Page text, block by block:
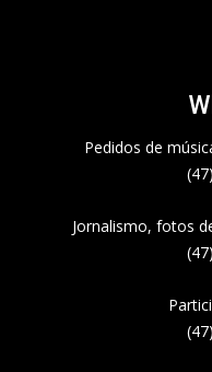
Pedidos de
Jornalismo, fotos